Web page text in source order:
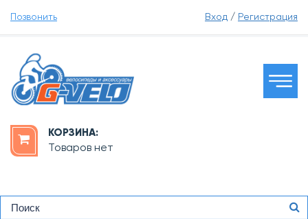
Позвонить Вход / Регистрация
КОРЗИНА:
Товаров нет